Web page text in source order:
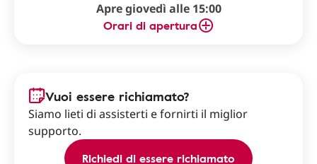
Apre giovedì alle 15:00
Orari di apertura
Vuoi essere richiamato?
Siamo lieti di assisterti e fornirti il miglior
supporto.
Richiedi di essere richiamato